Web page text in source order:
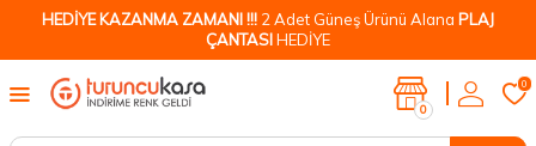
HEDİYE KAZANMA ZAMANI !!! 2 Adet Güneş Ürünü Alana PLAJ
ÇANTASIHEDİYE
0
0